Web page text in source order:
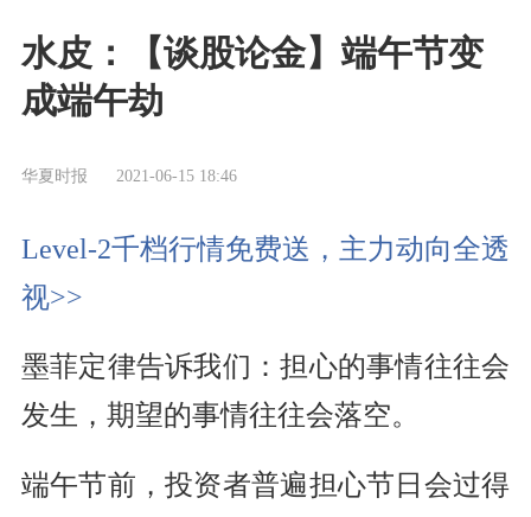
水皮：【谈股论金】端午节变
成端午劫
华夏时报 2021-06-15 18:46
Level-2千档行情免费送，主力动向全透
视>>
墨菲定律告诉我们：担心的事情往往会
发生，期望的事情往往会落空。
端午节前，投资者普遍担心节日会过得